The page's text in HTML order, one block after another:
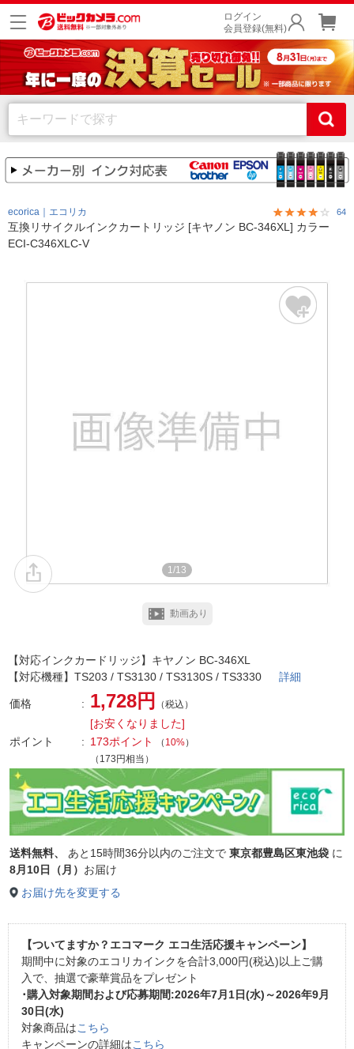
ログイン
会員登録(無料)
ecorica｜エコリカ 64
互換リサイクルインクカートリッジ [キヤノン BC-346XL] カラー
ECI-C346XLC-V
1/13
動画あり
【対応インクカードリッジ】キヤノン BC-346XL
【対応機種】TS203 / TS3130 / TS3130S / TS3330 詳細
価格 1,728円 （税込）
[お安くなりました]
ポイント
173ポイント （ 10%）
（173円相当）
送料無料、 あと 15時間36分以内のご注文で 東京都豊島区東池袋 に
8月10日（月） お届け
お届け先を変更する
【ついてますか？エコマーク エコ生活応援キャンペーン】
期間中に対象のエコリカインクを合計3,000円(税込)以上ご購
入で、抽選で豪華賞品をプレゼント
･購入対象期間および応募期間:2026年7月1日(水)～2026年9月
30日(水)
対象商品はこちら
キャンペーンの詳細はこちら